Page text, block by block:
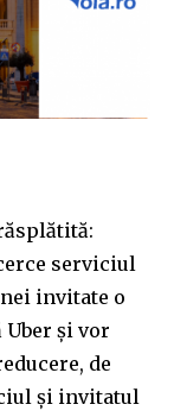
serviciul
invitate o
Uber și vor
de
și invitatul